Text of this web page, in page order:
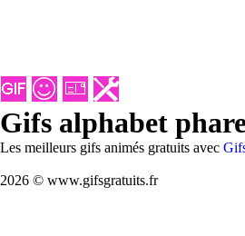
Gifs alphabet
Les meilleurs gifs animés gratuits avec
2026 © www.gifsgratuits.fr